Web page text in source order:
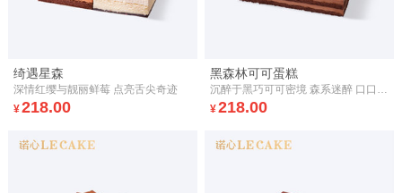
绮遇星森
深情红缨与靓丽鲜莓 点亮舌尖奇迹
¥218.00
黑森林可可蛋糕
沉醉于黑巧可可密境 森系迷醉 口口樱桃香
¥218.00